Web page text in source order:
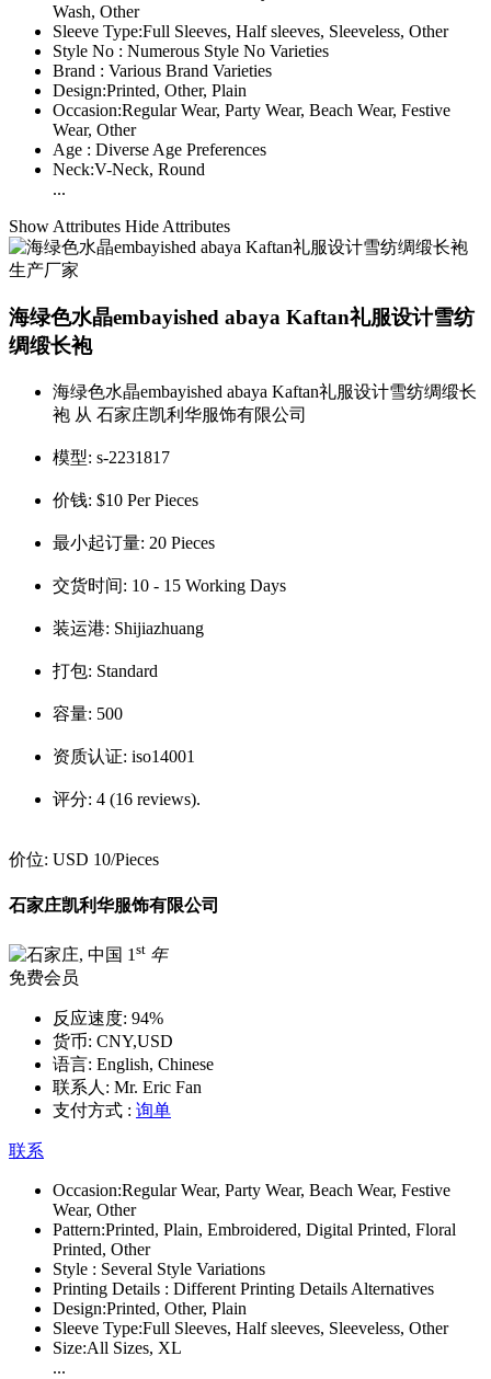
Wash, Other
Sleeve Type:Full Sleeves, Half sleeves, Sleeveless, Other
Style No : Numerous Style No Varieties
Brand : Various Brand Varieties
Design:Printed, Other, Plain
Occasion:Regular Wear, Party Wear, Beach Wear, Festive
Wear, Other
Age : Diverse Age Preferences
Neck:V-Neck, Round
...
Show Attributes Hide Attributes
海绿色水晶embayished abaya Kaftan礼服设计雪纺
绸缎长袍
海绿色水晶embayished abaya Kaftan礼服设计雪纺绸缎长
袍 从 石家庄凯利华服饰有限公司
模型: s-2231817
价钱: $10 Per Pieces
最小起订量: 20 Pieces
交货时间: 10 - 15 Working Days
装运港: Shijiazhuang
打包: Standard
容量: 500
资质认证: iso14001
评分: 4 (16 reviews).
价位: USD 10/Pieces
石家庄凯利华服饰有限公司
1st 年
免费会员
反应速度: 94%
货币: CNY,USD
语言: English, Chinese
联系人: Mr. Eric Fan
支付方式 : 询单
联系
Occasion:Regular Wear, Party Wear, Beach Wear, Festive
Wear, Other
Pattern:Printed, Plain, Embroidered, Digital Printed, Floral
Printed, Other
Style : Several Style Variations
Printing Details : Different Printing Details Alternatives
Design:Printed, Other, Plain
Sleeve Type:Full Sleeves, Half sleeves, Sleeveless, Other
Size:All Sizes, XL
...